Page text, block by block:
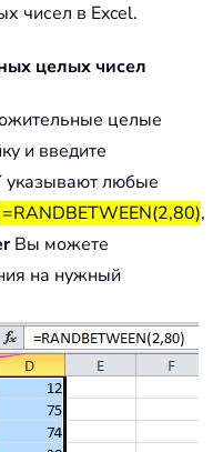
чисел в Excel.
целых чисел
целые
и введите
указывают любые
=RANDBETWEEN(2,80),
Вы можете
на нужный